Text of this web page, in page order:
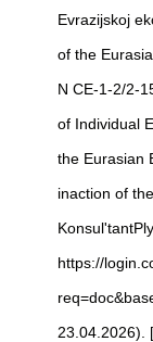
Evrazijskoj
of the
N CE-1-2/2-
of Individual
the Eurasian
inaction of
https://
23.04.2026).